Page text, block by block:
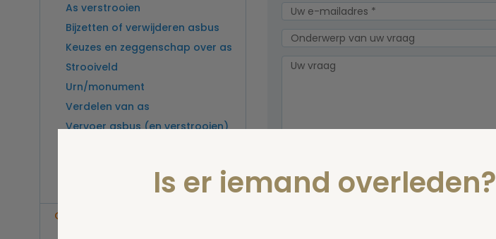
As verstrooien
Bijzetten of verwijderen asbus
Keuzes en zeggenschap over as
Strooiveld
Urn/monument
Verdelen van as
Vervoer asbus (en verstrooien)
Overige
wordt niet gepubliceerd.
Is er iemand overleden?